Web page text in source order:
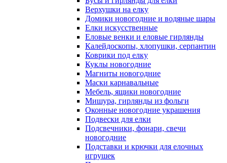
Верхушки на елку
Домики новогодние и водяные шары
Елки искусственные
Еловые венки и еловые гирлянды
Калейдоскопы, хлопушки, серпантин
Коврики под елку
Куклы новогодние
Магниты новогодние
Маски карнавальные
Мебель, ящики новогодние
Мишура, гирлянды из фольги
Оконные новогодние украшения
Подвески для елки
Подсвечники, фонари, свечи
новогодние
Подставки и крючки для елочных
игрушек